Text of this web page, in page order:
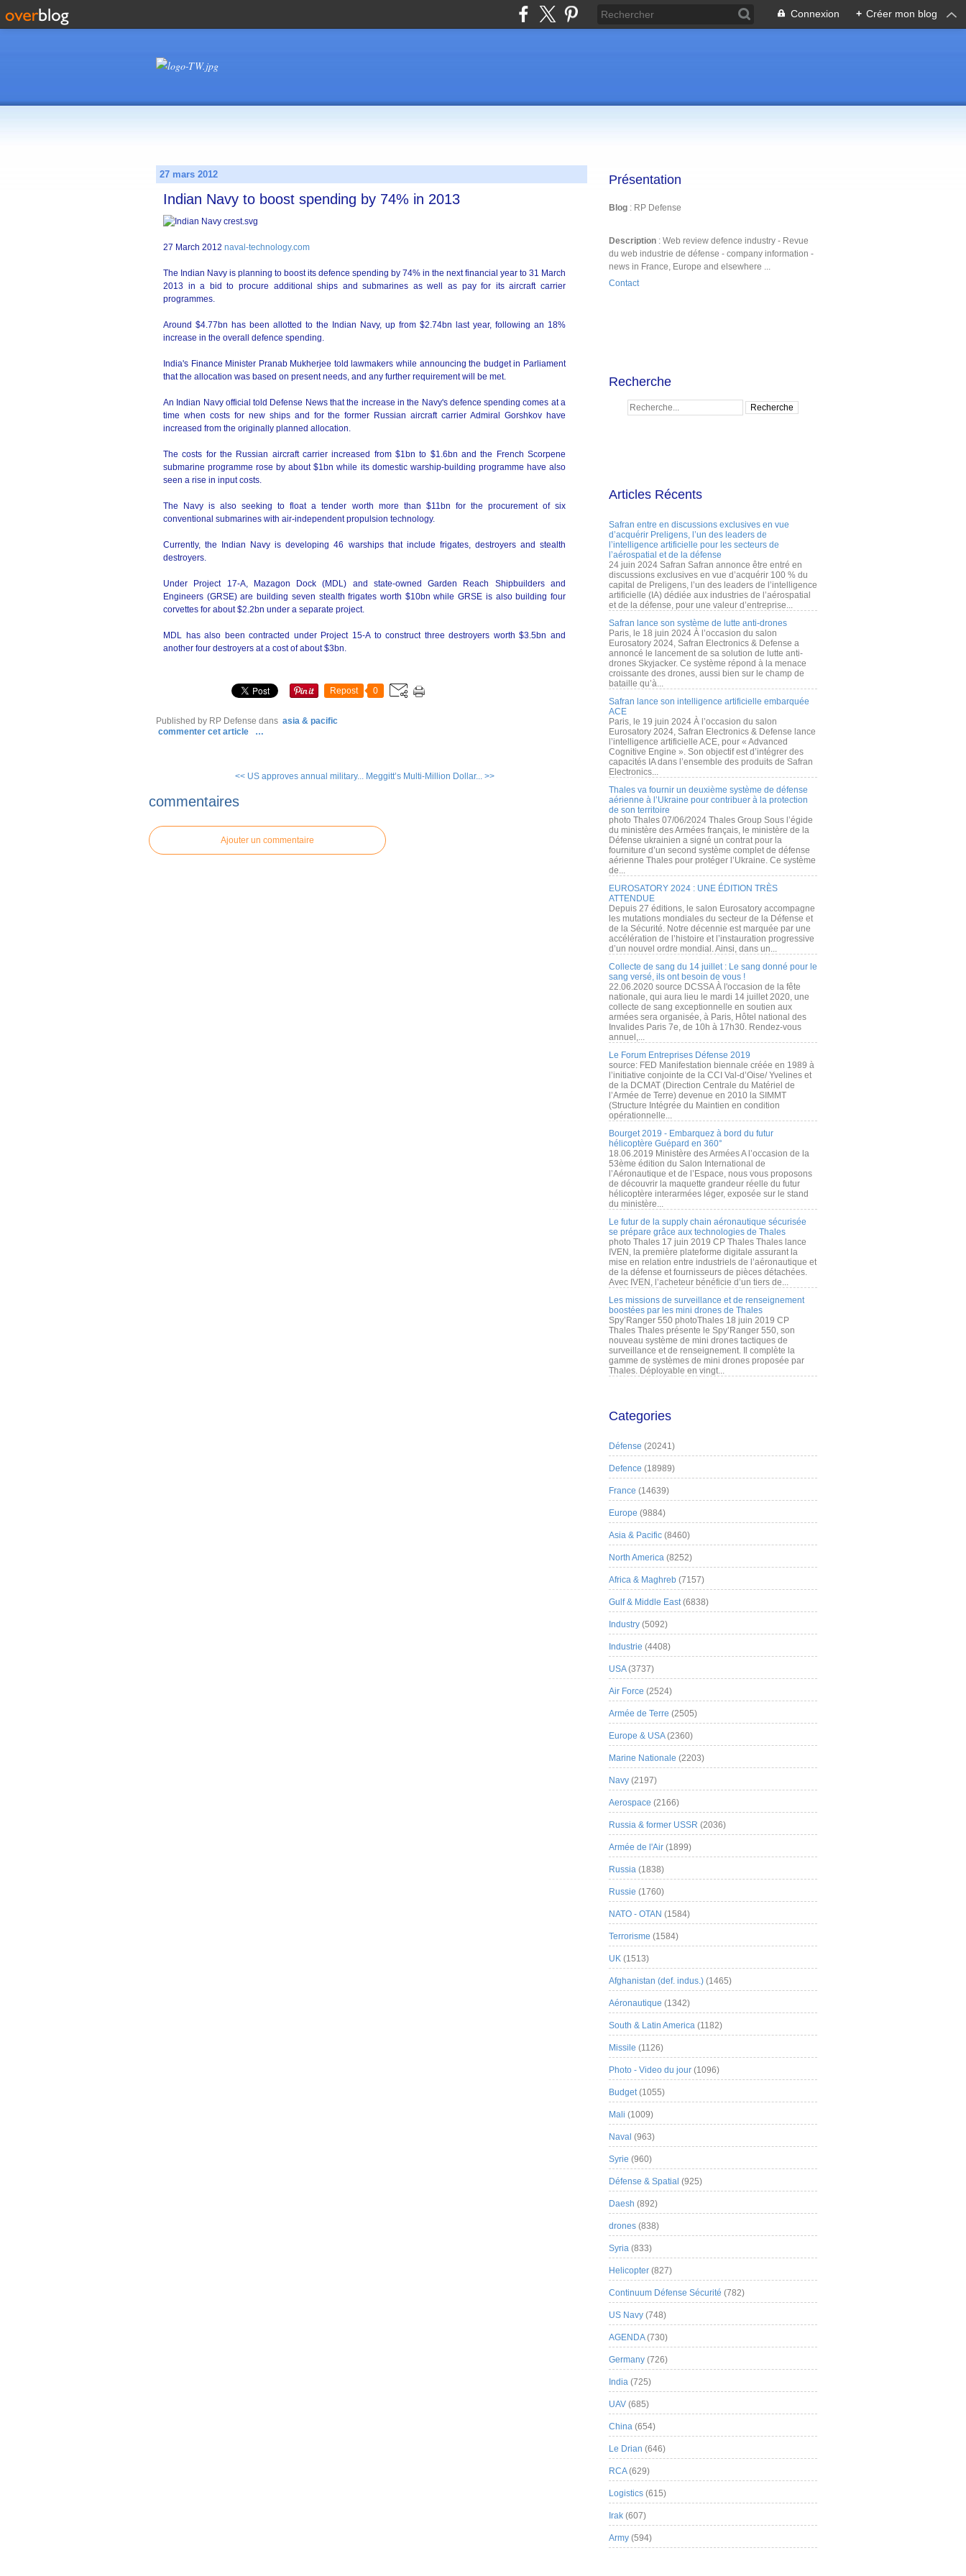
Connexion + Créer mon blog
27 mars 2012
Indian Navy to boost spending by 74% in 2013
27 March 2012 naval-technology.com
The Indian Navy is planning to boost its defence spending by 74% in the next financial year to 31 March
2013 in a bid to procure additional ships and submarines as well as pay for its aircraft carrier
programmes.
Around $4.77bn has been allotted to the Indian Navy, up from $2.74bn last year, following an 18%
increase in the overall defence spending.
India's Finance Minister Pranab Mukherjee told lawmakers while announcing the budget in Parliament
that the allocation was based on present needs, and any further requirement will be met.
An Indian Navy official told Defense News that the increase in the Navy's defence spending comes at a
time when costs for new ships and for the former Russian aircraft carrier Admiral Gorshkov have
increased from the originally planned allocation.
The costs for the Russian aircraft carrier increased from $1bn to $1.6bn and the French Scorpene
submarine programme rose by about $1bn while its domestic warship-building programme have also
seen a rise in input costs.
The Navy is also seeking to float a tender worth more than $11bn for the procurement of six
conventional submarines with air-independent propulsion technology.
Currently, the Indian Navy is developing 46 warships that include frigates, destroyers and stealth
destroyers.
Under Project 17-A, Mazagon Dock (MDL) and state-owned Garden Reach Shipbuilders and
Engineers (GRSE) are building seven stealth frigates worth $10bn while GRSE is also building four
corvettes for about $2.2bn under a separate project.
MDL has also been contracted under Project 15-A to construct three destroyers worth $3.5bn and
another four destroyers at a cost of about $3bn.
Repost 0
Published by RP Defense dans asia & pacific
commenter cet article
…
<< US approves annual military... Meggitt’s Multi-Million Dollar... >>
commentaires
Ajouter un commentaire
Présentation
Blog : RP Defense
Description : Web review defence industry - Revue
du web industrie de défense - company information -
news in France, Europe and elsewhere ...
Contact
Recherche
Articles Récents
Safran entre en discussions exclusives en vue
d’acquérir Preligens, l’un des leaders de
l’intelligence artificielle pour les secteurs de
l’aérospatial et de la défense
24 juin 2024 Safran Safran annonce être entré en
discussions exclusives en vue d’acquérir 100 % du
capital de Preligens, l’un des leaders de l’intelligence
artificielle (IA) dédiée aux industries de l’aérospatial
et de la défense, pour une valeur d’entreprise...
Safran lance son système de lutte anti-drones
Paris, le 18 juin 2024 À l’occasion du salon
Eurosatory 2024, Safran Electronics & Defense a
annoncé le lancement de sa solution de lutte anti-
drones Skyjacker. Ce système répond à la menace
croissante des drones, aussi bien sur le champ de
bataille qu’à...
Safran lance son intelligence artificielle embarquée
ACE
Paris, le 19 juin 2024 À l’occasion du salon
Eurosatory 2024, Safran Electronics & Defense lance
l’intelligence artificielle ACE, pour « Advanced
Cognitive Engine ». Son objectif est d’intégrer des
capacités IA dans l’ensemble des produits de Safran
Electronics...
Thales va fournir un deuxième système de défense
aérienne à l’Ukraine pour contribuer à la protection
de son territoire
photo Thales 07/06/2024 Thales Group Sous l’égide
du ministère des Armées français, le ministère de la
Défense ukrainien a signé un contrat pour la
fourniture d’un second système complet de défense
aérienne Thales pour protéger l’Ukraine. Ce système
de...
EUROSATORY 2024 : UNE ÉDITION TRÈS
ATTENDUE
Depuis 27 éditions, le salon Eurosatory accompagne
les mutations mondiales du secteur de la Défense et
de la Sécurité. Notre décennie est marquée par une
accélération de l’histoire et l’instauration progressive
d’un nouvel ordre mondial. Ainsi, dans un...
Collecte de sang du 14 juillet : Le sang donné pour le
sang versé, ils ont besoin de vous !
22.06.2020 source DCSSA À l'occasion de la fête
nationale, qui aura lieu le mardi 14 juillet 2020, une
collecte de sang exceptionnelle en soutien aux
armées sera organisée, à Paris, Hôtel national des
Invalides Paris 7e, de 10h à 17h30. Rendez-vous
annuel,...
Le Forum Entreprises Défense 2019
source: FED Manifestation biennale créée en 1989 à
l’initiative conjointe de la CCI Val-d’Oise/ Yvelines et
de la DCMAT (Direction Centrale du Matériel de
l’Armée de Terre) devenue en 2010 la SIMMT
(Structure Intégrée du Maintien en condition
opérationnelle...
Bourget 2019 - Embarquez à bord du futur
hélicoptère Guépard en 360°
18.06.2019 Ministère des Armées A l’occasion de la
53ème édition du Salon International de
l’Aéronautique et de l’Espace, nous vous proposons
de découvrir la maquette grandeur réelle du futur
hélicoptère interarmées léger, exposée sur le stand
du ministère...
Le futur de la supply chain aéronautique sécurisée
se prépare grâce aux technologies de Thales
photo Thales 17 juin 2019 CP Thales Thales lance
IVEN, la première plateforme digitale assurant la
mise en relation entre industriels de l’aéronautique et
de la défense et fournisseurs de pièces détachées.
Avec IVEN, l’acheteur bénéficie d’un tiers de...
Les missions de surveillance et de renseignement
boostées par les mini drones de Thales
Spy’Ranger 550 photoThales 18 juin 2019 CP
Thales Thales présente le Spy’Ranger 550, son
nouveau système de mini drones tactiques de
surveillance et de renseignement. Il complète la
gamme de systèmes de mini drones proposée par
Thales. Déployable en vingt...
Categories
Défense (20241)
Defence (18989)
France (14639)
Europe (9884)
Asia & Pacific (8460)
North America (8252)
Africa & Maghreb (7157)
Gulf & Middle East(6838)
Industry (5092)
Industrie (4408)
USA(3737)
Air Force (2524)
Armée de Terre (2505)
Europe & USA(2360)
Marine Nationale (2203)
Navy (2197)
Aerospace (2166)
Russia & former USSR (2036)
Armée de l'Air (1899)
Russia (1838)
Russie (1760)
NATO - OTAN (1584)
Terrorisme (1584)
UK (1513)
Afghanistan (def. indus.) (1465)
Aéronautique (1342)
South & Latin America (1182)
Missile (1126)
Photo - Video du jour (1096)
Budget(1055)
Mali (1009)
Naval (963)
Syrie (960)
Défense & Spatial (925)
Daesh (892)
drones (838)
Syria (833)
Helicopter (827)
Continuum Défense Sécurité (782)
US Navy (748)
AGENDA(730)
Germany (726)
India (725)
UAV (685)
China (654)
Le Drian (646)
RCA(629)
Logistics (615)
Irak (607)
Army (594)